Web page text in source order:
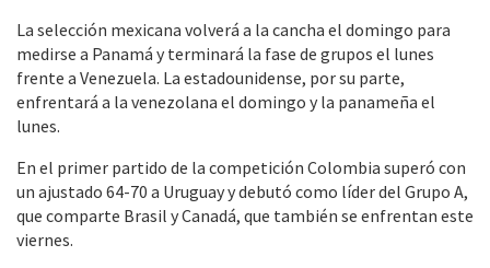
La selección mexicana volverá a la cancha el domingo para
medirse a Panamá y terminará la fase de grupos el lunes
frente a Venezuela. La estadounidense, por su parte,
enfrentará a la venezolana el domingo y la panameña el
lunes.
En el primer partido de la competición Colombia superó con
un ajustado 64-70 a Uruguay y debutó como líder del Grupo A,
que comparte Brasil y Canadá, que también se enfrentan este
viernes.